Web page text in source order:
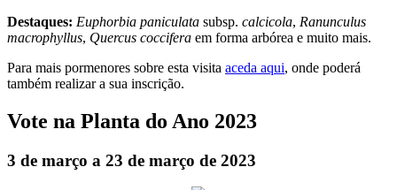
Destaques: Euphorbia paniculata subsp. calcicola, Ranunculus
macrophyllus, Quercus coccifera em forma arbórea e muito mais.
Para mais pormenores sobre esta visita aceda aqui, onde poderá
também realizar a sua inscrição.
Vote na Planta do Ano 2023
3 de março a 23 de março de 2023